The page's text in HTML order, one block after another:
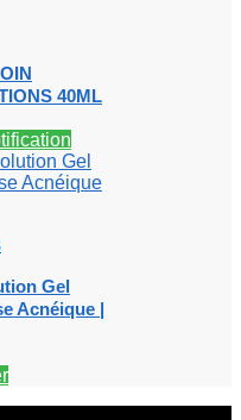
40ML
Gel
Acnéique |